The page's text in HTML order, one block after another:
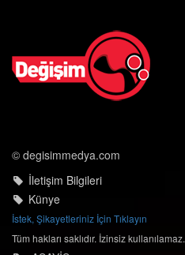
© degisimmedya.com
İletişim Bilgileri
Künye
İstek, Şikayetleriniz İçin Tıklayın
Tüm hakları saklıdır. İzinsiz kullanılamaz.